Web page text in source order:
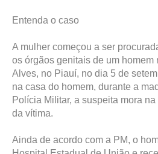
Entenda o caso
A mulher começou a ser
os órgãos genitais de um homem
Alves, no Piauí, no dia 5 de
na casa do homem, durante a
Polícia Militar, a suspeita mora
da vítima.
Ainda de acordo com a PM, o